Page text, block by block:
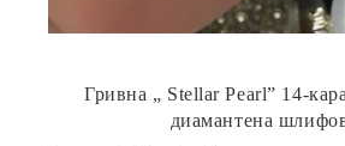
Гривна „ Stellar Pearl” 14-
диамантена